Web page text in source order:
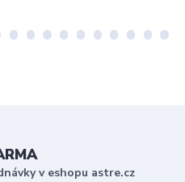
v eshopu astre.cz